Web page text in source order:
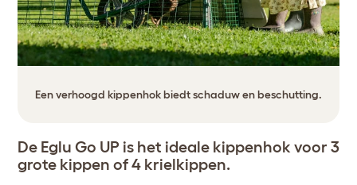
Een verhoogd kippenhok biedt schaduw en beschutting.
De Eglu Go UP is het ideale kippenhok voor 3
grote kippen of 4 krielkippen.